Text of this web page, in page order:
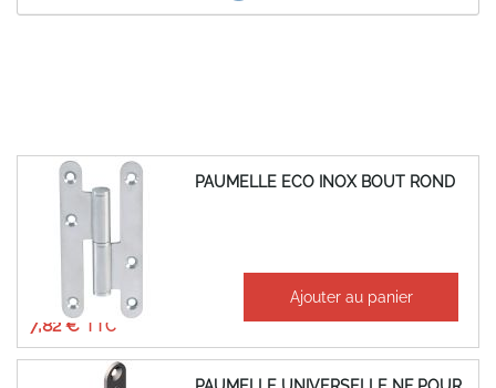
PAUMELLE ECO INOX BOUT ROND
7,82 €
6,52 € Ajouter au panier